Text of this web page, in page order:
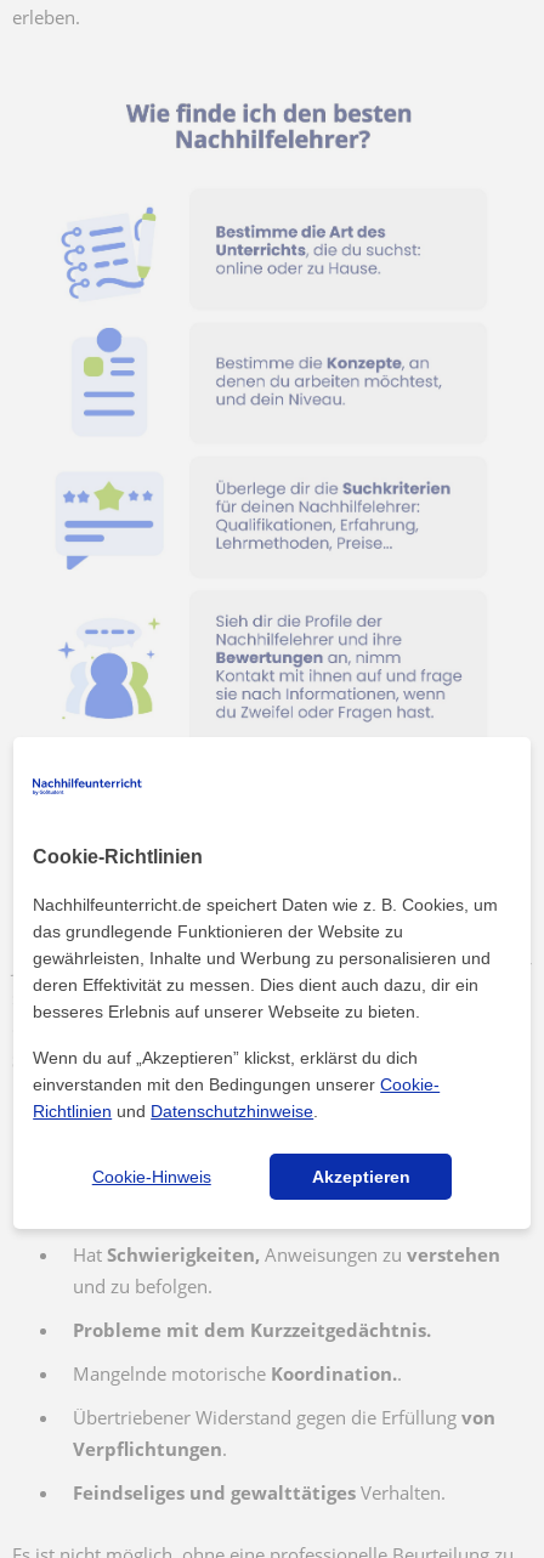
erleben.
Jeder kann einen schlechten Tag, ein schlechtes Semester oder
sogar einen oder mehrere schlechte Kurse haben, ohne dass
Störungen beeinträchtigen die Grundfähigkeiten des
Kindes und verhindern, dass es im gleichen Tempo
lernt.Einige Symptome sind:
Lese-, Schreib- und
Verständnisfähigkeiten, die weit
Hat Schwierigkeiten, Anweisungen zu verstehen
und zu befolgen.
Probleme mit dem Kurzzeitgedächtnis.
Mangelnde motorische Koordination..
Übertriebener Widerstand gegen die Erfüllung von
Verpflichtungen.
Feindseliges und gewalttätiges Verhalten.
Cookie-Richtlinien
Nachhilfeunterricht.de speichert Daten wie z. B. Cookies, um
das grundlegende Funktionieren der Website zu
gewährleisten, Inhalte und Werbung zu personalisieren und
deren Effektivität zu messen. Dies dient auch dazu, dir ein
besseres Erlebnis auf unserer Webseite zu bieten.
Wenn du auf „Akzeptieren” klickst, erklärst du dich
einverstanden mit den Bedingungen unsererCookie-
Richtlinien und Datenschutzhinweise
Cookie-Hinweis Akzeptieren